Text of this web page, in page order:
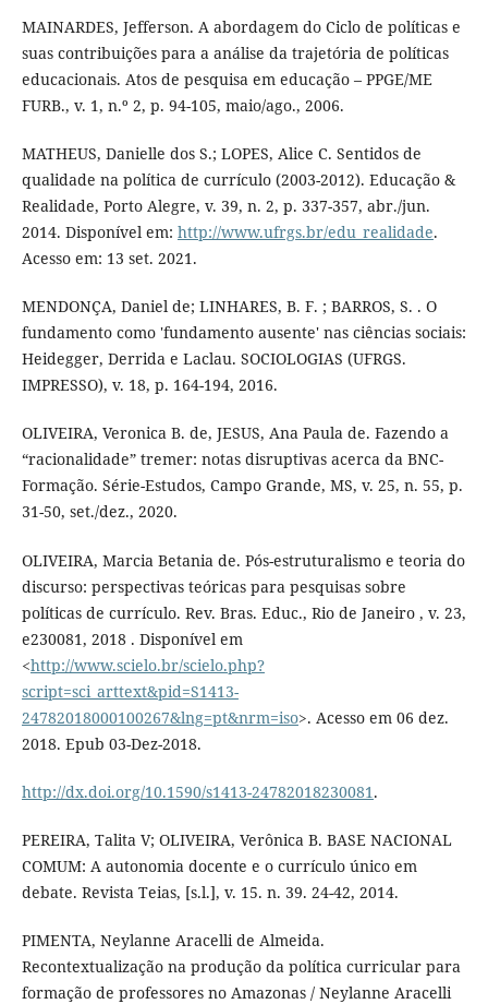
MAINARDES, Jefferson. A abordagem do Ciclo de políticas e
suas contribuições para a análise da trajetória de políticas
educacionais. Atos de pesquisa em educação – PPGE/ME
FURB., v. 1, n.º 2, p. 94-105, maio/ago., 2006.
MATHEUS, Danielle dos S.; LOPES, Alice C. Sentidos de
qualidade na política de currículo (2003-2012). Educação &
Realidade, Porto Alegre, v. 39, n. 2, p. 337-357, abr./jun.
2014. Disponível em: http://www.ufrgs.br/edu_realidade.
Acesso em: 13 set. 2021.
MENDONÇA, Daniel de; LINHARES, B. F. ; BARROS, S. . O
fundamento como 'fundamento ausente' nas ciências sociais:
Heidegger, Derrida e Laclau. SOCIOLOGIAS (UFRGS.
IMPRESSO), v. 18, p. 164-194, 2016.
OLIVEIRA, Veronica B. de, JESUS, Ana Paula de. Fazendo a
“racionalidade” tremer: notas disruptivas acerca da BNC-
Formação. Série-Estudos, Campo Grande, MS, v. 25, n. 55, p.
31-50, set./dez., 2020.
OLIVEIRA, Marcia Betania de. Pós-estruturalismo e teoria do
discurso: perspectivas teóricas para pesquisas sobre
políticas de currículo. Rev. Bras. Educ., Rio de Janeiro , v. 23,
e230081, 2018 . Disponível em
<http://www.scielo.br/scielo.php?
script=sci_arttext&pid=S1413-
24782018000100267&lng=pt&nrm=iso>. Acesso em 06 dez.
2018. Epub 03-Dez-2018.
http://dx.doi.org/10.1590/s1413-24782018230081 .
PEREIRA, Talita V; OLIVEIRA, Verônica B. BASE NACIONAL
COMUM: A autonomia docente e o currículo único em
debate. Revista Teias, [s.l.], v. 15. n. 39. 24-42, 2014.
PIMENTA, Neylanne Aracelli de Almeida.
Recontextualização na produção da política curricular para
formação de professores no Amazonas / Neylanne Aracelli